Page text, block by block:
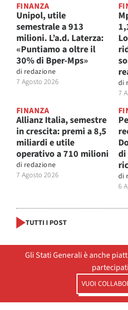
FINANZA
Unipol, utile
semestrale a 913
milioni. L’a.d. Laterza:
«Puntiamo a oltre il
30% di Bper-Mps»
di redazione
7 Agosto 2026
di
7
FINANZA
Allianz Italia, semestre
in crescita: premi a 8,5
miliardi e utile
operativo a 710 milioni
di redazione
7 Agosto 2026
di
di
6
TUTTI I POST
Gli Stati Generali è anche
VUOI